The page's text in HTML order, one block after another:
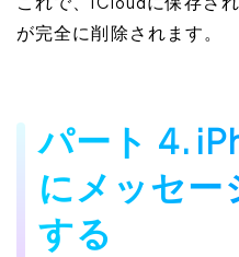
これで、iCloudに保存さ
が完全に削除されます。
パート 4.
にメッセー
する